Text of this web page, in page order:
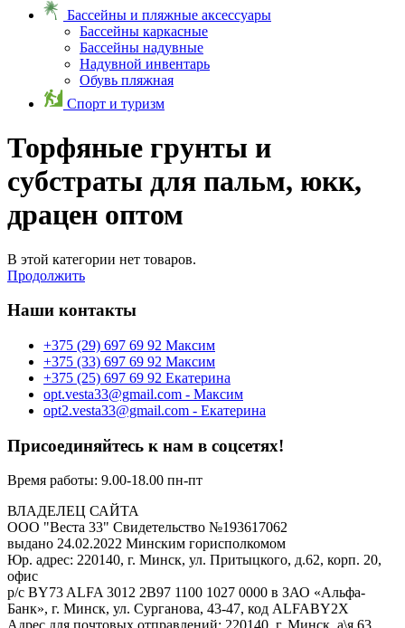
Бассейны и пляжные аксессуары
Бассейны каркасные
Бассейны надувные
Надувной инвентарь
Обувь пляжная
Спорт и туризм
Торфяные грунты и
субстраты для пальм, юкк,
драцен оптом
В этой категории нет товаров.
Продолжить
Наши контакты
‎+375 (29) 697 69 92 Максим
‎+375 (33) 697 69 92 Максим
+375 (25) 697 69 92 Екатерина
opt.vesta33@gmail.com - Максим
opt2.vesta33@gmail.com - Екатерина
Присоединяйтесь к нам в соцсетях!
Время работы: 9.00-18.00 пн-пт
ВЛАДЕЛЕЦ САЙТА
ООО "Веста 33" Свидетельство №193617062
выдано 24.02.2022 Минским горисполкомом
Юр. адрес: 220140, г. Минск, ул. Притыцкого, д.62, корп. 20,
офис
р/с BY73 ALFA 3012 2B97 1100 1027 0000 в ЗАО «Альфа-
Банк», г. Минск, ул. Сурганова, 43-47, код ALFABY2X